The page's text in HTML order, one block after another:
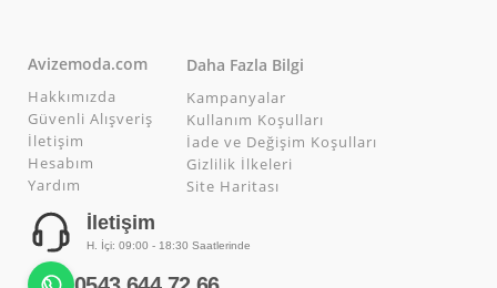
Avizemoda.com
Hakkımızda
Güvenli Alışveriş
İletişim
Hesabım
Yardım
Daha Fazla Bilgi
Kampanyalar
Kullanım Koşulları
İade ve Değişim Koşulları
Gizlilik İlkeleri
Site Haritası
İletişim
H. İçi: 09:00 - 18:30 Saatlerinde